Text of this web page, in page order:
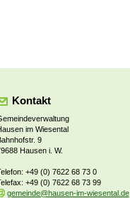
Kontakt
im Wiesental
9
Hausen i. W.
+49 (0) 7622 68 73 0
+49 (0) 7622 68 73 99
gemeinde@hausen-im-wiesental.de